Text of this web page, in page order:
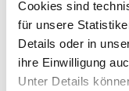
Cookies sind
für unsere
Details oder in
ihre Einwilligung
Unter Details
DNT und die
touristisches
Veröffentlichung
Belegexemplars an: